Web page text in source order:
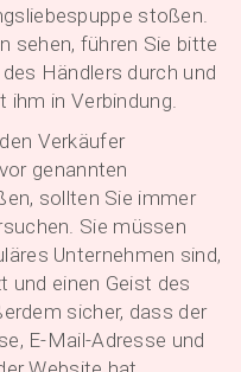
stoßen.
sehen, führen Sie bitte
Händlers durch und
ihm in Verbindung.
Verkäufer
genannten
sollten Sie immer
Sie müssen
Unternehmen sind,
und einen Geist des
sicher, dass der
E-Mail-Adresse und